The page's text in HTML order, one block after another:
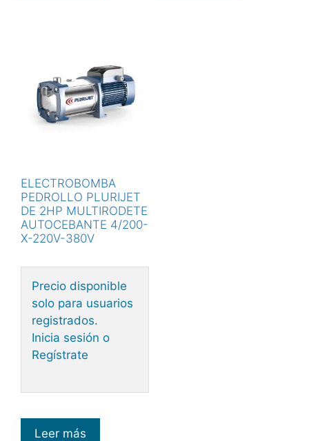
ELECTROBOMBA
PEDROLLO PLURIJET
DE 2HP MULTIRODETE
AUTOCEBANTE 4/200-
X-220V-380V
Precio disponible
solo para usuarios
registrados.
Inicia sesión o
Regístrate
Leer más